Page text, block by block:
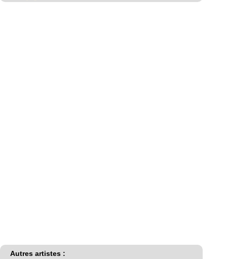
Autres artistes :